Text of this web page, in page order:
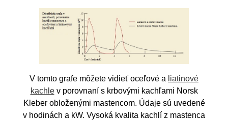
V tomto grafe môžete vidieť oceľové a liatinové
kachlev porovnaní s krbovými kachľami Norsk
Kleber obloženými mastencom. Údaje sú uvedené
v hodinách a kW. Vysoká kvalita kachlí z mastenca